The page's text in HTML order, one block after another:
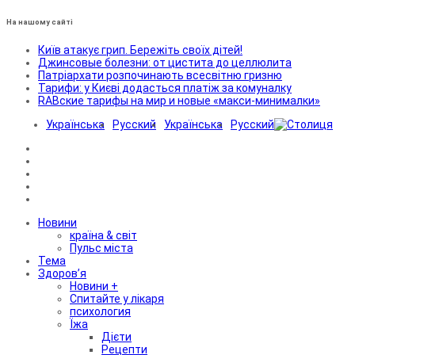
На нашому сайті
Київ атакує грип. Бережіть своїх дітей!
Джинсовые болезни: от цистита до целлюлита
Патріархати розпочинають всесвітню гризню
Тарифи: у Києві додасться платіж за комуналку
RABские тарифы на мир и новые «макси-минималки»
Українська
Русский Українська Русский
Новини
країна & світ
Пульс міста
Тема
Здоров’я
Новини +
Спитайте у лікаря
психология
Їжа
Дієти
Рецепти